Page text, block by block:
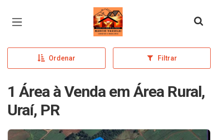
Página inicial
Ordenar Filtrar
1 Área à Venda em Área Rural,
Uraí, PR